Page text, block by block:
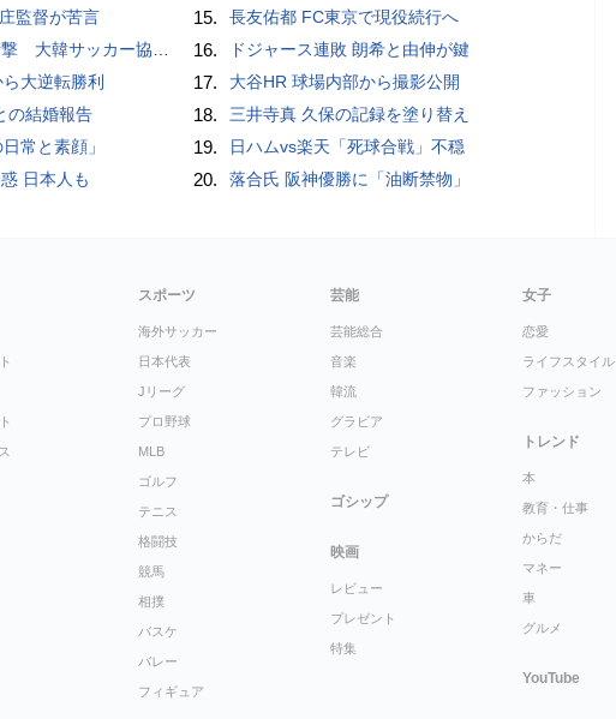
監督が苦言
審判への“性的接待”疑惑 韓国メディアが報道
大逆転勝利
の結婚報告
常と素顔」
日本人も
15. 長友佑都 FC東京で現役続行へ
16. ドジャース連敗 朗希と由伸が鍵
17. 大谷HR 球場内部から撮影公開
18. 三井寺真 久保の記録を塗り替え
19. 日ハムvs楽天「死球合戦」不穏
20. 落合氏 阪神優勝に「油断禁物」
スポーツ
海外サッカー
日本代表
Jリーグ
プロ野球
MLB
ゴルフ
テニス
格闘技
競馬
相撲
バスケ
バレー
フィギュア
芸能
芸能総合
音楽
韓流
グラビア
テレビ
ゴシップ
映画
レビュー
プレゼント
特集
女子
恋愛
ライフスタイル
ファッション
トレンド
本
教育・仕事
からだ
マネー
車
グルメ
YouTube